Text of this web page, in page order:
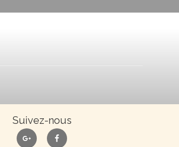
Suivez-nous
google facebook